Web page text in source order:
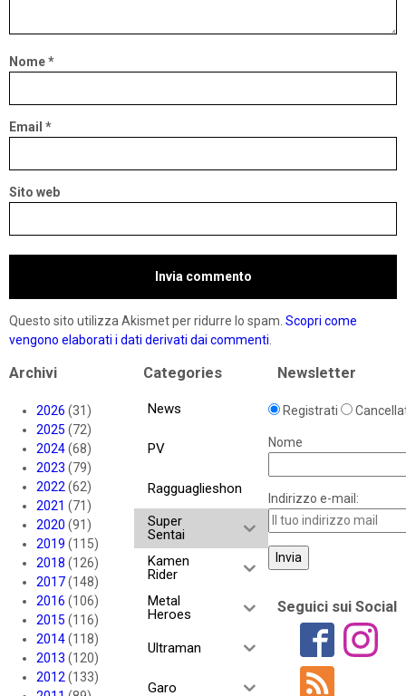
Nome*
Email *
Sito web
Questo sito utilizza Akismet per ridurre lo spam. Scopri come
vengono elaborati i dati derivati dai commenti.
Archivi
2026 (31)
2025 (72)
2024(68)
2023 (79)
2022(62)
2021 (71)
2020 (91)
2019 (115)
2018 (126)
2017(148)
2016 (106)
2015 (116)
2014(118)
2013 (120)
2012(133)
Categories
News
PV
Ragguaglieshon
Super
Sentai
Kamen
Rider
Metal
Heroes
Ultraman
Garo
Newsletter
Registrati
Nome
Indirizzo e-mail:
Seguici sui Social